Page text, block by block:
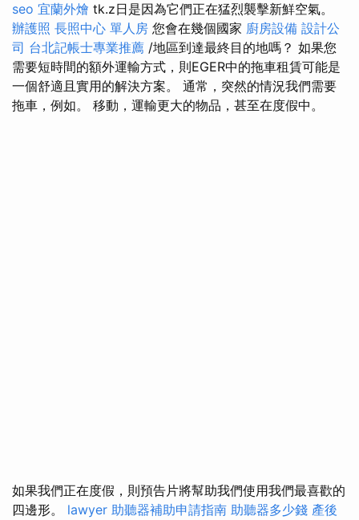
seo 宜蘭外燴 tk.z日是因為它們正在猛烈襲擊新鮮空氣。
辦護照 長照中心 單人房 您會在幾個國家 廚房設備 設計公
司 台北記帳士專業推薦 /地區到達最終目的地嗎？ 如果您
需要短時間的額外運輸方式，則EGER中的拖車租賃可能是
一個舒適且實用的解決方案。 通常，突然的情況我們需要
拖車，例如。 移動，運輸更大的物品，甚至在度假中。
如果我們正在度假，則預告片將幫助我們使用我們最喜歡的
四邊形。 lawyer 助聽器補助申請指南 助聽器多少錢 產後